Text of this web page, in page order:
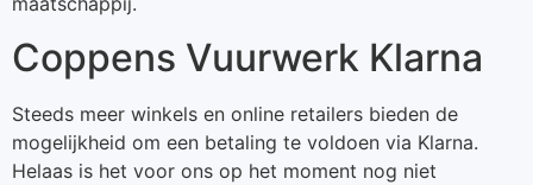
Coppens Vuurwerk Klarna
Steeds meer winkels en online retailers bieden de
mogelijkheid om een betaling te voldoen via Klarna.
Helaas is het voor ons op het moment nog niet